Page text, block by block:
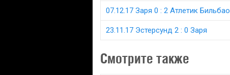
07.12.17 Заря 0 : 2 Атлетик Бильбао
23.11.17 Эстерсунд 2 : 0 Заря
Смотрите также